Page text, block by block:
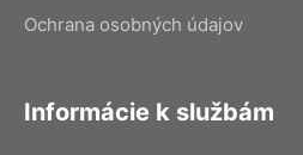
Ochrana osobných údajov
Informácie k službám